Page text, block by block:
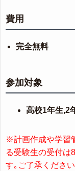
費用
完全無料
参加対象
高校1年生,2
※計画作成や学習
る受験生の受付は
す｡ご了承ください